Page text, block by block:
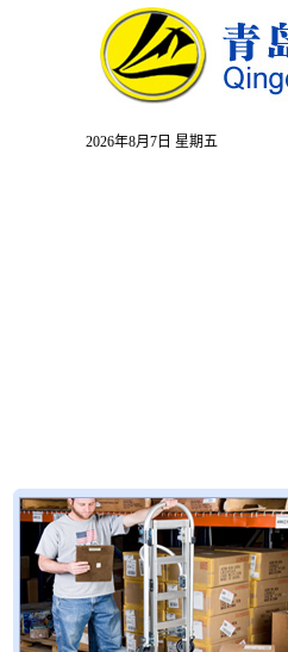
2026年8月7日 星期五